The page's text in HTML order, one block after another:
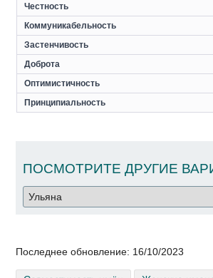
Честность
Коммуникабельность
Застенчивость
Доброта
Оптимистичность
Принципиальность
ПОСМОТРИТЕ ДРУГИЕ
Последнее обновление: 16/10/2023